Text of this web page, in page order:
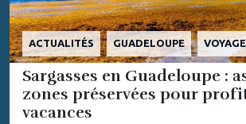
ACTUALITÉS GUADELOUPE
Sargasses en Guadeloupe :
zones préservées pour
vacances